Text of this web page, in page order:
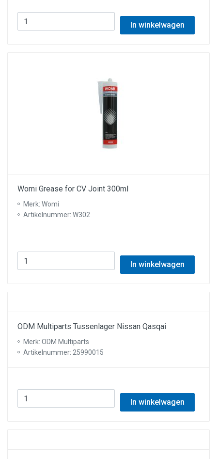
In winkelwagen
Womi Grease for CV Joint 300ml
Merk: Womi
Artikelnummer: W302
In winkelwagen
ODM Multiparts Tussenlager Nissan Qasqai
Merk: ODM Multiparts
Artikelnummer: 25990015
In winkelwagen